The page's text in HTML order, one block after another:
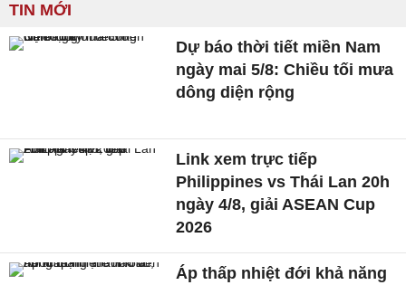
TIN MỚI
Dự báo thời tiết miền Nam
ngày mai 5/8: Chiều tối mưa
dông diện rộng
Link xem trực tiếp
Philippines vs Thái Lan 20h
ngày 4/8, giải ASEAN Cup
2026
Áp thấp nhiệt đới khả năng